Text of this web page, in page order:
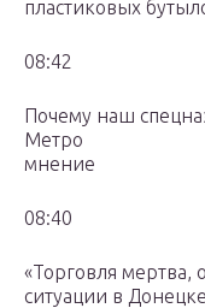
пластиковых
08:42
Почему наш
Метро
мнение
08:40
«Торговля мертва,
ситуации в Донецке